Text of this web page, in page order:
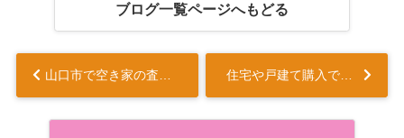
ブログ一覧ページへもどる